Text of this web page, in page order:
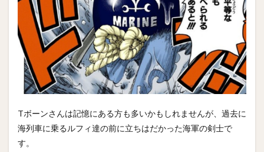
Tボーンさんは記憶にある方も多いかもしれませんが、過去に
海列車に乗るルフィ達の前に立ちはだかった海軍の剣士で
す。